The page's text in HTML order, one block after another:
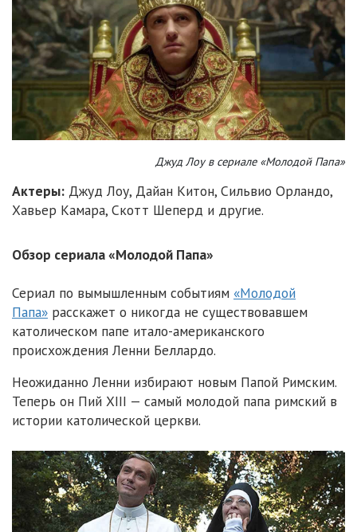
Джуд Лоу в сериале «Молодой Папа»
Актеры: Джуд Лоу, Дайан Китон, Сильвио Орландо,
Хавьер Камара, Скотт Шеперд и другие.
Обзор сериала «Молодой Папа»
Сериал по вымышленным событиям «Молодой
Папа» расскажет о никогда не существовавшем
католическом папе итало-американского
происхождения Ленни Беллардо.
Неожиданно Ленни избирают новым Папой Римским.
Теперь он Пий XIII — самый молодой папа римский в
истории католической церкви.